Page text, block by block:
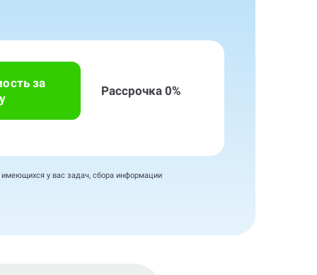
за
Рассрочка 0%
имеющихся у вас задач, сбора информации